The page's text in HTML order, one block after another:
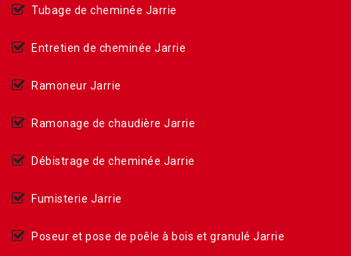
Tubage de cheminée Jarrie
Entretien de cheminée Jarrie
Ramoneur Jarrie
Ramonage de chaudière Jarrie
Débistrage de cheminée Jarrie
Fumisterie Jarrie
Poseur et pose de poêle à bois et granulé Jarrie